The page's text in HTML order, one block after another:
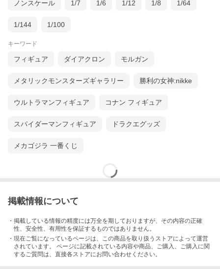
ノンスケール 1/7 1/6 1/12 1/8 1/64
1/144 1/100
キーワード
フィギュア ダイアクロン モルガン
メタリックモンスターズギャラリー 勝利の女神:nikke
ウルトラマンフィギュア コナン フィギュア
スパイダーマンフィギュア ドラクエグッズ
メカゴジラ 一番くじ
掲載情報について
・掲載している情報の精度には万全を期しておりますが、その内容の正確
性、安全性、有用性を保証するものではありません。
・現在ご覧になっているページは、この商品を取り扱うストアによって運営
されています。 ページに記載されている内容や商品、ご購入 、ご購入に関
するご質問は、直接各ストアにお問い合わせください。